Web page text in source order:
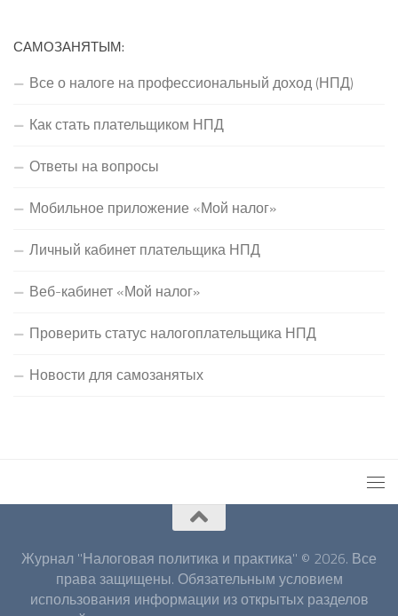
САМОЗАНЯТЫМ:
Все о налоге на профессиональный доход (НПД)
Как стать плательщиком НПД
Ответы на вопросы
Мобильное приложение «Мой налог»
Личный кабинет плательщика НПД
Веб-кабинет «Мой налог»
Проверить статус налогоплательщика НПД
Новости для самозанятых
Журнал "Налоговая политика и практика" © 2026. Все
права защищены. Обязательным условием
использования информации из открытых разделов